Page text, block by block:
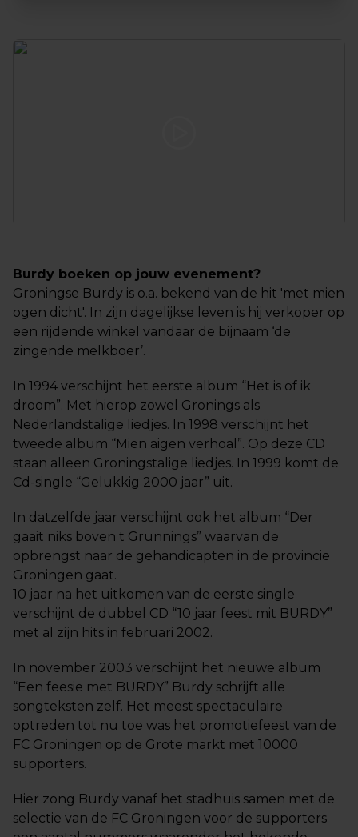
Burdy boeken op jouw evenement?
Groningse Burdy is o.a. bekend van de hit 'met mien
ogen dicht'. In zijn dagelijkse leven is hij verkoper op
een rijdende winkel vandaar de bijnaam ‘de
zingende melkboer’.
In 1994 verschijnt het eerste album “Het is of ik
droom”. Met hierop zowel Gronings als
Nederlandstalige liedjes. In 1998 verschijnt het
tweede album “Mien aigen verhoal”. Op deze CD
staan alleen Groningstalige liedjes. In 1999 komt de
Cd-single “Gelukkig 2000 jaar” uit.
In datzelfde jaar verschijnt ook het album “Der
gaait niks boven t Grunnings” waarvan de
opbrengst naar de gehandicapten in de provincie
Groningen gaat.
10 jaar na het uitkomen van de eerste single
verschijnt de dubbel CD “10 jaar feest mit BURDY”
met al zijn hits in februari 2002.
In november 2003 verschijnt het nieuwe album
“Een feesie met BURDY” Burdy schrijft alle
songteksten zelf. Het meest spectaculaire
optreden tot nu toe was het promotiefeest van de
FC Groningen op de Grote markt met 10000
supporters.
Hier zong Burdy vanaf het stadhuis samen met de
selectie van de FC Groningen voor de supporters